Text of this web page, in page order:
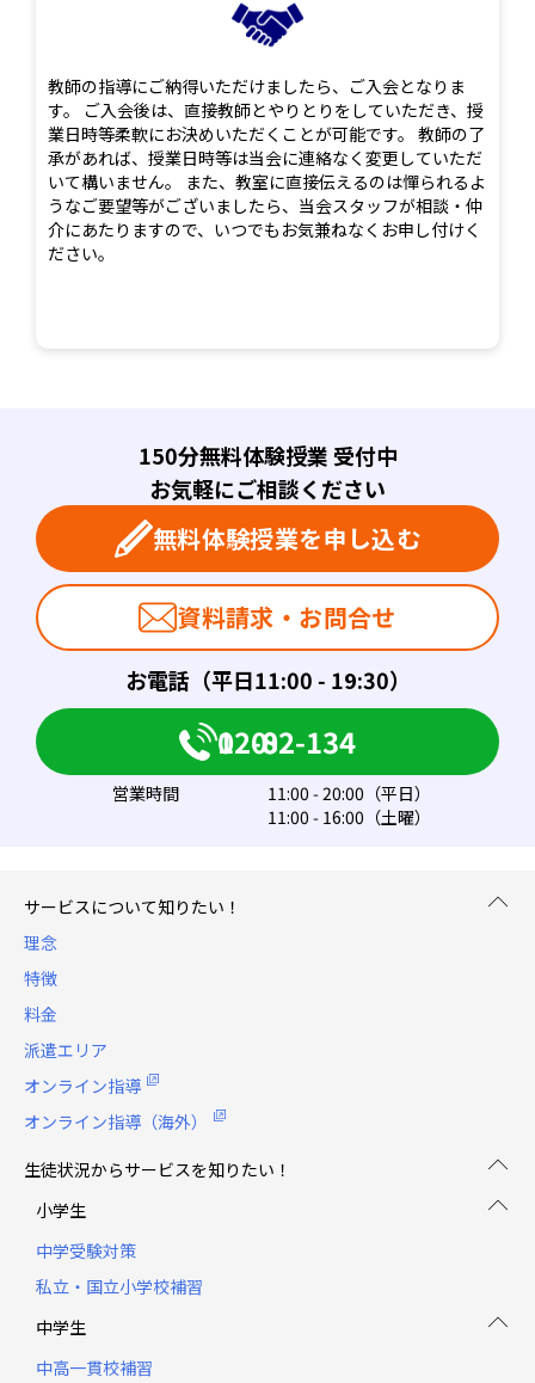
教師の指導にご納得いただけましたら、ご入会となりま
す。 ご入会後は、直接教師とやりとりをしていただき、授
業日時等柔軟にお決めいただくことが可能です。 教師の了
承があれば、授業日時等は当会に連絡なく変更していただ
いて構いません。 また、教室に直接伝えるのは憚られるよ
うなご要望等がございましたら、当会スタッフが相談・仲
介にあたりますので、いつでもお気兼ねなくお申し付けく
ださい。
お電話（平日11:00 - 19:30）
150分無料体験授業 受付中
お気軽にご相談ください
0120-082-134
無料体験授業を申し込む
営業時間
11:00 - 20:00（平日）
11:00 - 16:00（土曜）
資料請求・お問合せ
サービスについて知りたい！
理念
特徴
料金
派遣エリア
オンライン指導
オンライン指導（海外）
生徒状況からサービスを知りたい！
小学生
中学受験対策
私立・国立小学校補習
中学生
中高一貫校補習